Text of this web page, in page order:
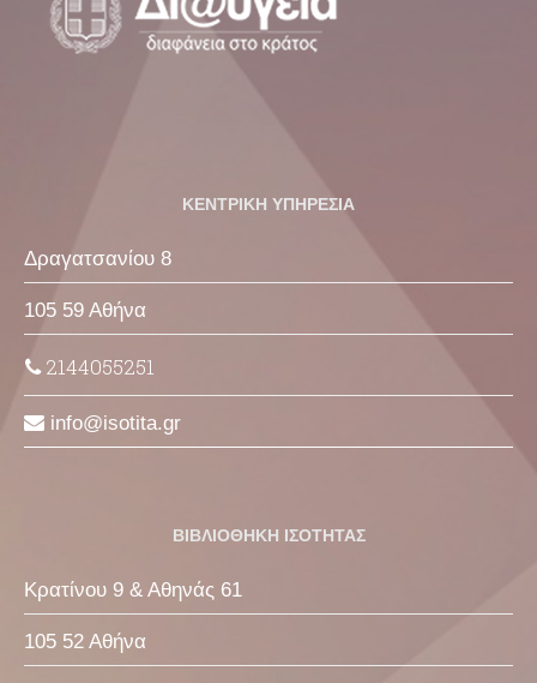
ΚΕΝΤΡΙΚΗ ΥΠΗΡΕΣΙΑ
Δραγατσανίου 8
105 59 Αθήνα
2144055251
info isotita gr
ΒΙΒΛΙΟΘΗΚΗ ΙΣΟΤΗΤΑΣ
Κρατίνου 9 & Αθηνάς 61
105 52 Αθήνα